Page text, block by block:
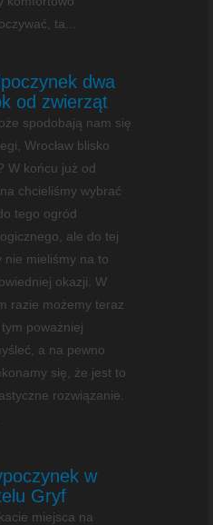
ta...
dwa
od zwierząt
spodobają nam się
Wrocław blisko
W końcu już od
chcieliśmy wybrać
tego ogród
ale do tej
nie mieliśmy na to
okazji. W
razie możemy teraz
poważniej
a na pewno
się, że jest to
rozwiązanie.
w
Gryf
miejsca na